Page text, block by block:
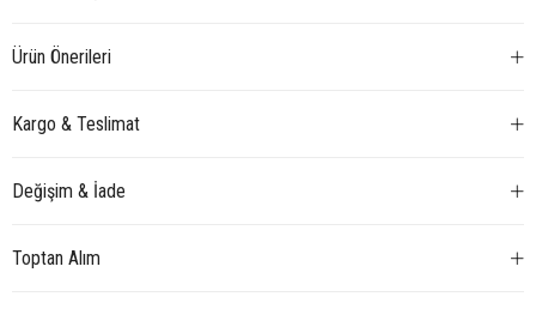
Ürün Önerileri
Kargo & Teslimat
Değişim & İade
Toptan Alım